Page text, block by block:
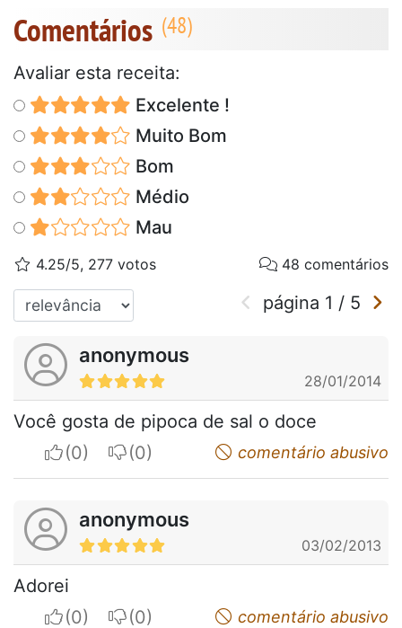
Comentários
Avaliar esta receita:
Excelente !
Muito Bom
Bom
Médio
Mau
4.25/5, 277 votos 48 comentários
página 1 / 5
anonymous
28/01/2014
Você gosta de pipoca de sal o doce
I apreciateI do not appreciatecomentário abusivo
anonymous
03/02/2013
Adorei
I apreciateI do not appreciatecomentário abusivo